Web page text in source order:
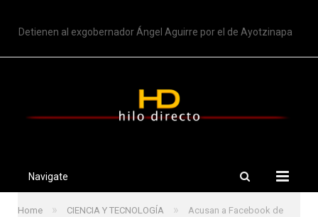
Detienen al exgobernador Ángel Aguirre por el de Ayotzinapa
Navigate
Home » CIENCIA Y TECNOLOGÍA »
Acusan a Facebook de